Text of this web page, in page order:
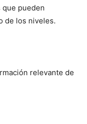
pueden
de los niveles.
relevante de